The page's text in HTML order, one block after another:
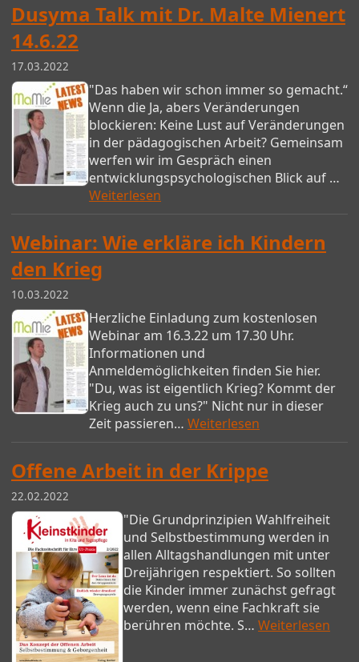
Dusyma Talk mit Dr. Malte Mienert
14.6.22
17.03.2022
"Das haben wir schon immer so gemacht.“
Wenn die Ja, abers Veränderungen
blockieren: Keine Lust auf Veränderungen
in der pädagogischen Arbeit? Gemeinsam
werfen wir im Gespräch einen
entwicklungspsychologischen Blick auf …
Weiterlesen
Webinar: Wie erkläre ich Kindern
den Krieg
10.03.2022
Herzliche Einladung zum kostenlosen
Webinar am 16.3.22 um 17.30 Uhr.
Informationen und
Anmeldemöglichkeiten finden Sie hier.
"Du, was ist eigentlich Krieg? Kommt der
Krieg auch zu uns?" Nicht nur in dieser
Zeit passieren… Weiterlesen
Offene Arbeit in der Krippe
22.02.2022
"Die Grundprinzipien Wahlfreiheit
und Selbstbestimmung werden in
allen Alltagshandlungen mit unter
Dreijährigen respektiert. So sollten
die Kinder immer zunächst gefragt
werden, wenn eine Fachkraft sie
berühren möchte. S… Weiterlesen